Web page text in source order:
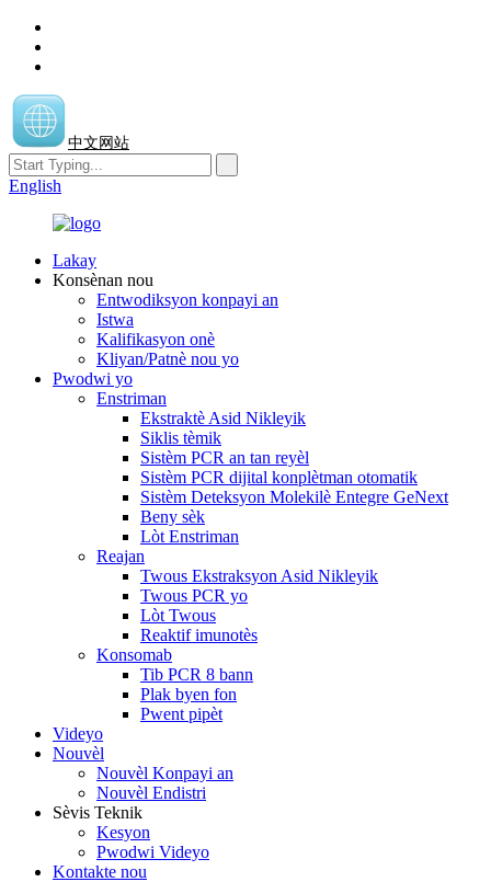
中文网站
English
Lakay
Konsènan nou
Entwodiksyon konpayi an
Istwa
Kalifikasyon onè
Kliyan/Patnè nou yo
Pwodwi yo
Enstriman
Ekstraktè Asid Nikleyik
Siklis tèmik
Sistèm PCR an tan reyèl
Sistèm PCR dijital konplètman otomatik
Sistèm Deteksyon Molekilè Entegre GeNext
Beny sèk
Lòt Enstriman
Reajan
Twous Ekstraksyon Asid Nikleyik
Twous PCR yo
Lòt Twous
Reaktif imunotès
Konsomab
Tib PCR 8 bann
Plak byen fon
Pwent pipèt
Videyo
Nouvèl
Nouvèl Konpayi an
Nouvèl Endistri
Sèvis Teknik
Kesyon
Pwodwi Videyo
Kontakte nou